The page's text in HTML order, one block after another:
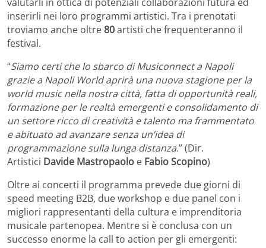
inserirli nei loro programmi artistici. Tra i prenotati
troviamo anche oltre80artisti che frequenteranno il
festival.
“Siamo certi che lo sbarco di Musiconnect a Napoli
grazie a Napoli World aprirà una nuova stagione per la
world music nella nostra città, fatta di opportunità reali,
formazione per le realtà emergenti e consolidamento di
un settore ricco di creatività e talento ma frammentato
e abituato ad avanzare senza un’idea di
programmazione sulla lunga distanza.” (Dir.
Artistici Davide Mastropaolo e Fabio Scopino)
Oltre ai concerti il programma prevede due giorni di
speed meeting B2B, due workshop e due panel con i
migliori rappresentanti della cultura e imprenditoria
musicale partenopea. Mentre si è conclusa con un
successo enorme la call to action per gli emergenti: